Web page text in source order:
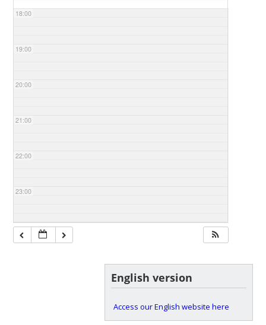
18:00
19:00
20:00
21:00
22:00
23:00
English version
Access our English website here